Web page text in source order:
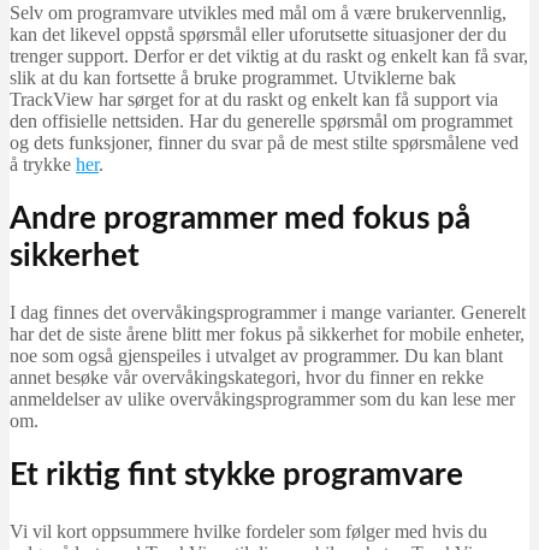
Selv om programvare utvikles med mål om å være brukervennlig,
kan det likevel oppstå spørsmål eller uforutsette situasjoner der du
trenger support. Derfor er det viktig at du raskt og enkelt kan få svar,
slik at du kan fortsette å bruke programmet. Utviklerne bak
TrackView har sørget for at du raskt og enkelt kan få support via
den offisielle nettsiden. Har du generelle spørsmål om programmet
og dets funksjoner, finner du svar på de mest stilte spørsmålene ved
å trykke her.
Andre programmer med fokus på
sikkerhet
I dag finnes det overvåkingsprogrammer i mange varianter. Generelt
har det de siste årene blitt mer fokus på sikkerhet for mobile enheter,
noe som også gjenspeiles i utvalget av programmer. Du kan blant
annet besøke vår overvåkingskategori, hvor du finner en rekke
anmeldelser av ulike overvåkingsprogrammer som du kan lese mer
om.
Et riktig fint stykke programvare
Vi vil kort oppsummere hvilke fordeler som følger med hvis du